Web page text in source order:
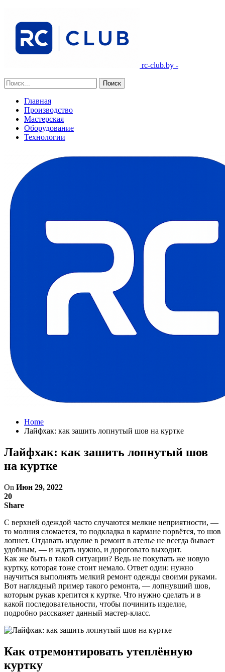
rc-club.by -
Главная
Производство
Мастерская
Оборудование
Технологии
Home
Лайфхак: как зашить лопнутый шов на куртке
Лайфхак: как зашить лопнутый шов
на куртке
On Июн 29, 2022
20
Share
С верхней одеждой часто случаются мелкие неприятности, —
то молния сломается, то подкладка в кармане порвётся, то шов
лопнет. Отдавать изделие в ремонт в ателье не всегда бывает
удобным, — и ждать нужно, и дороговато выходит.
Как же быть в такой ситуации? Ведь не покупать же новую
куртку, которая тоже стоит немало. Ответ один: нужно
научиться выполнять мелкий ремонт одежды своими руками.
Вот наглядный пример такого ремонта, — лопнувший шов,
которым рукав крепится к куртке. Что нужно сделать и в
какой последовательности, чтобы починить изделие,
подробно расскажет данный мастер-класс.
Как отремонтировать утеплённую
куртку